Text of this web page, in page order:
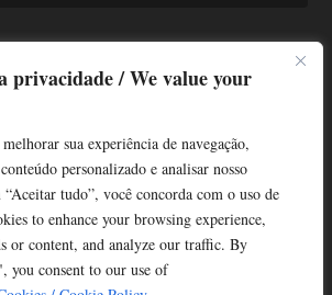
privacidade / We value your
sua experiência de navegação,
personalizado e analisar nosso
tudo”, você concorda com o uso de
to enhance your browsing experience,
or content, and analyze our traffic. By
consent to our use of
2013 / 2026
MKT DIGITAL